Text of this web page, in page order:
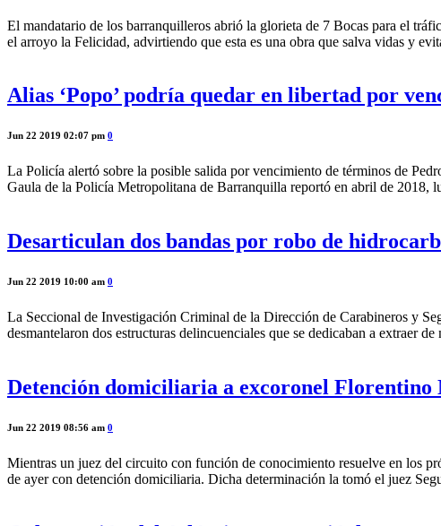
El mandatario de los barranquilleros abrió la glorieta de 7 Bocas para el
el arroyo la Felicidad, advirtiendo que esta es una obra que salva vidas y
Alias ‘Popo’ podría quedar en libertad por
Jun 22 2019 02:07 pm 0
La Policía alertó sobre la posible salida por vencimiento de términos de
Gaula de la Policía Metropolitana de Barranquilla reportó en abril de 2018,
Desarticulan dos bandas por robo de
Jun 22 2019 10:00 am 0
La Seccional de Investigación Criminal de la Dirección de Carabineros y
desmantelaron dos estructuras delincuenciales que se dedicaban a extraer
Detención domiciliaria a excoronel Florentino
Jun 22 2019 08:56 am 0
Mientras un juez del circuito con función de conocimiento resuelve en los
de ayer con detención domiciliaria. Dicha determinación la tomó el juez